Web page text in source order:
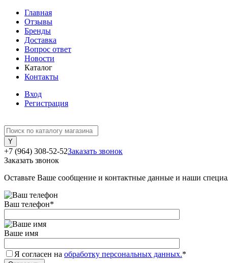
Главная
Отзывы
Бренды
Доставка
Вопрос ответ
Новости
Каталог
Контакты
Вход
Регистрация
+7 (964) 308-52-52Заказать звонок
Заказать звонок
Оставьте Ваше сообщение и контактные данные и наши
Ваш телефон*
Ваше имя
Я согласен на обработку персональных данных.*